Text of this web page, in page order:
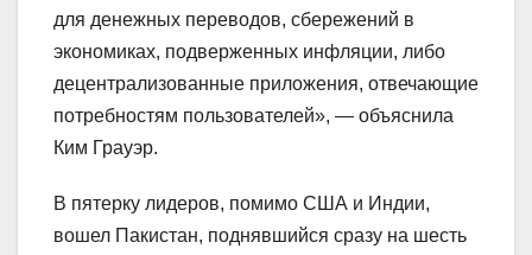
для денежных переводов, сбережений в
экономиках, подверженных инфляции, либо
децентрализованные приложения, отвечающие
потребностям пользователей», — объяснила
Ким Грауэр.
В пятерку лидеров, помимо США и Индии,
вошел Пакистан, поднявшийся сразу на шесть